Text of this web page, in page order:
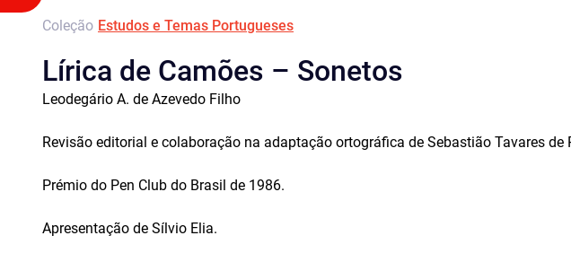
Coleção Estudos e Temas Portugueses
Lírica de Camões – Sonetos
Leodegário A. de Azevedo Filho
Revisão editorial e colaboração na adaptação ortográfica de Sebastião Tavares de
Prémio do Pen Club do Brasil de 1986.
Apresentação de Sílvio Elia.